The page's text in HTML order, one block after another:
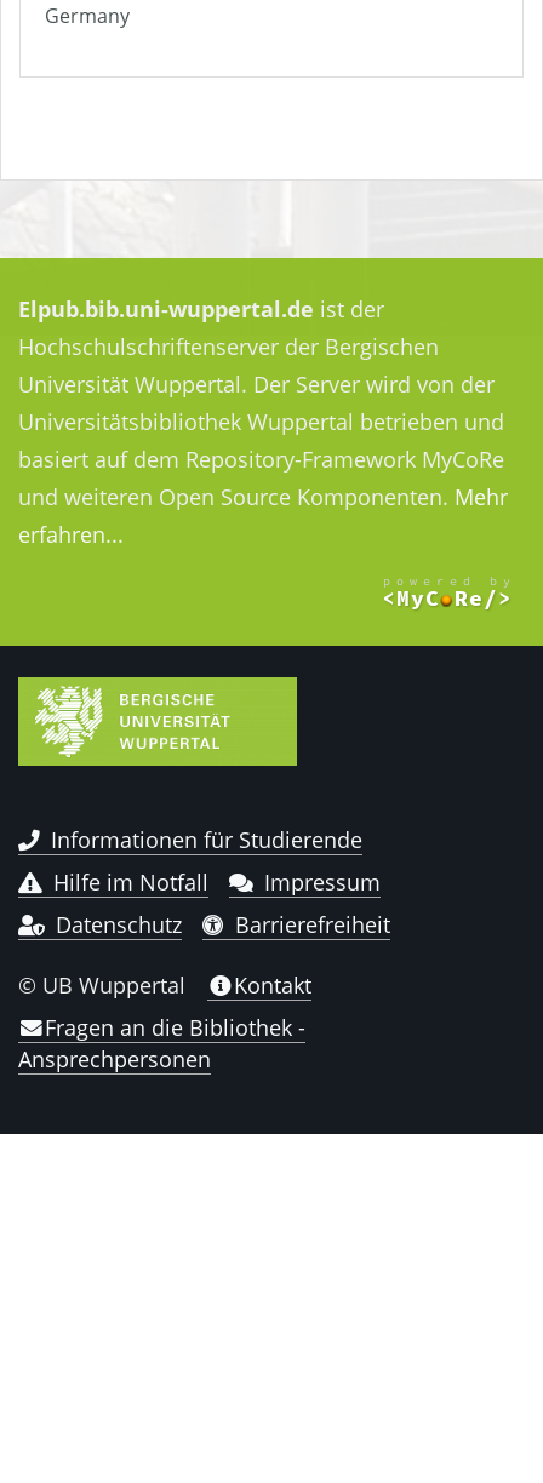
Germany
Elpub.bib.uni-wuppertal.de ist der
Hochschulschriftenserver der Bergischen
Universität Wuppertal. Der Server wird von der
Universitätsbibliothek Wuppertal betrieben und
basiert auf dem Repository-Framework MyCoRe
und weiteren Open Source Komponenten. Mehr
erfahren...
Informationen für Studierende
Hilfe im Notfall
Impressum
Datenschutz
Barrierefreiheit
© UB Wuppertal
Kontakt
Fragen an die Bibliothek -
Ansprechpersonen